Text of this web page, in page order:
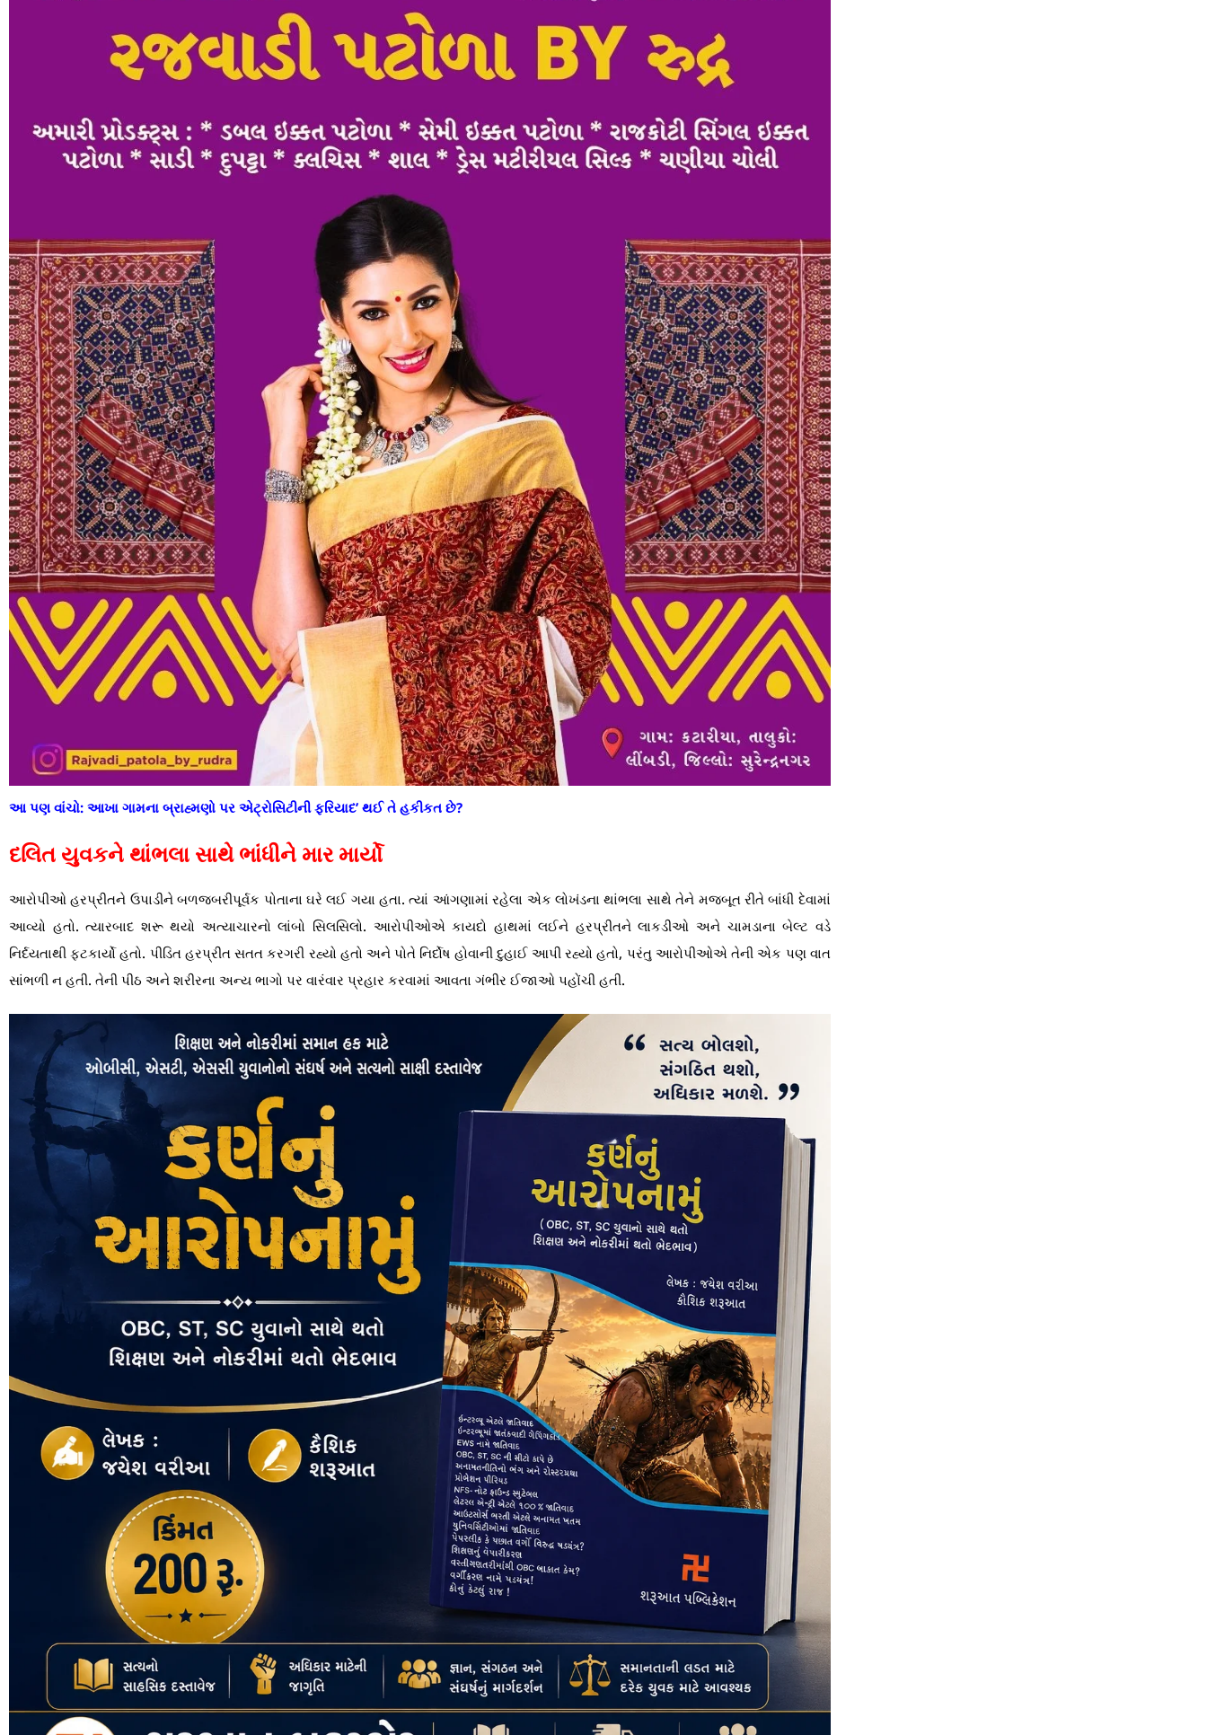
આ પણ વાંચો: આખા ગામના બ્રાહ્મણો પર એટ્રોસિટીની ફરિયાદ’ થઈ તે હકીકત છે?
દલિત યુવકને થાંભલા સાથે ભાંધીને માર માર્યો
આરોપીઓ હરપ્રીતને ઉપાડીને બળજબરીપૂર્વક પોતાના ઘરે લઈ ગયા હતા. ત્યાં આંગણામાં રહેલા એક લોખંડના થાંભલા સાથે તેને મજબૂત રીતે બાંધી દેવામાં
આવ્યો હતો. ત્યારબાદ શરૂ થયો અત્યાચારનો લાંબો સિલસિલો. આરોપીઓએ કાયદો હાથમાં લઈને હરપ્રીતને લાકડીઓ અને ચામડાના બેલ્ટ વડે
નિર્દયતાથી ફટકાર્યો હતો. પીડિત હરપ્રીત સતત કરગરી રહ્યો હતો અને પોતે નિર્દોષ હોવાની દુહાઈ આપી રહ્યો હતો, પરંતુ આરોપીઓએ તેની એક પણ વાત
સાંભળી ન હતી. તેની પીઠ અને શરીરના અન્ય ભાગો પર વારંવાર પ્રહાર કરવામાં આવતા ગંભીર ઈજાઓ પહોંચી હતી.